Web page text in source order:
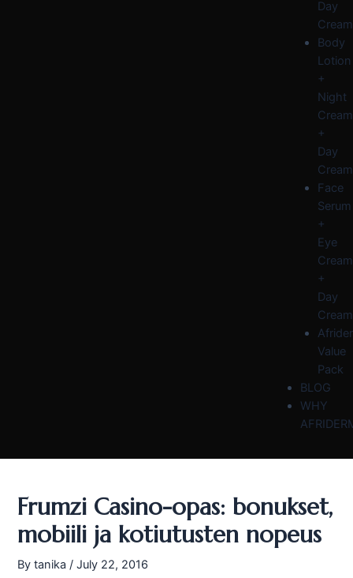
Day
Cream
Body
Lotion
+
Night
Cream
+
Day
Cream
Face
Serum
+
Eye
Cream
+
Day
Cream
Value
Pack
BLOG
WHY
Frumzi Casino-opas: bonukset,
mobiili ja kotiutusten nopeus
Bytanika /July 22, 2016